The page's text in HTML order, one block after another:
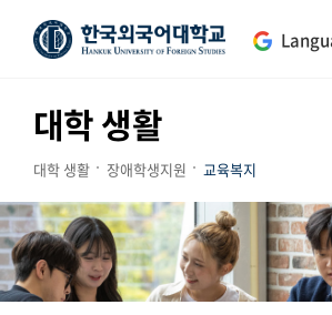
대학 생활
대학 생활 장애학생지원 교육복지